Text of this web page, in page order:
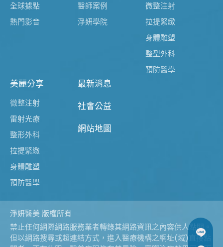
全球據點
熱門影音
醫師案例
淨妍學院
微整注射
拉提緊緻
身體雕塑
整型外科
預防醫學
美麗分享
微整注射
雷射光療
整形外科
拉提緊緻
身體雕塑
預防醫學
最新消息
社會公益
網站地圖
淨妍醫美 版權所有
禁止任何網際網路服務業者轉錄其網路資訊之內容供人點閱。
但以網路搜尋或超連結方式，進入醫療機構之網址(域)直接點